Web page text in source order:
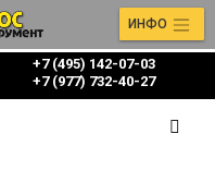
+7 (495) 142-07-03
‎‎+7 (977) 732-40-27
ИНФО